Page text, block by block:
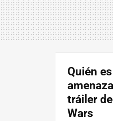
Quién
tráiler
Wars